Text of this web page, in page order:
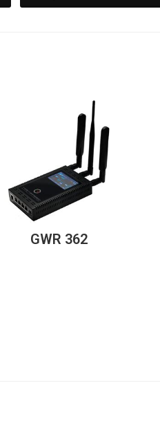
GWR 362